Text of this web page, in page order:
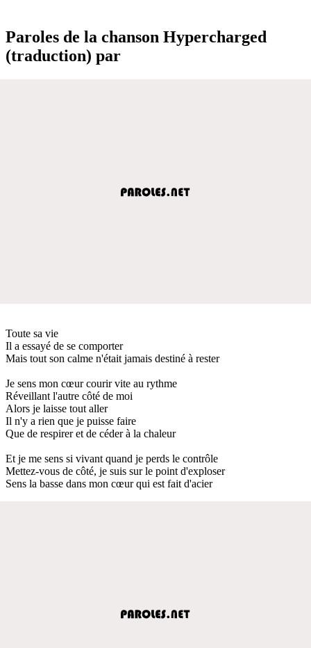
Paroles de la chanson Hypercharged
(traduction) par
Toute sa vie
Il a essayé de se comporter
Mais tout son calme n'était jamais destiné à rester
Je sens mon cœur courir vite au rythme
Réveillant l'autre côté de moi
Alors je laisse tout aller
Il n'y a rien que je puisse faire
Que de respirer et de céder à la chaleur
Et je me sens si vivant quand je perds le contrôle
Mettez-vous de côté, je suis sur le point d'exploser
Sens la basse dans mon cœur qui est fait d'acier